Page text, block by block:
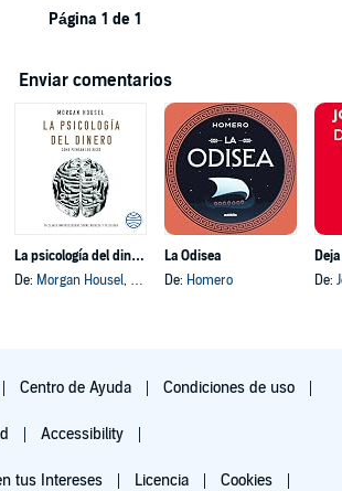
Página 1 de 1
Enviar comentarios
La psicología del dinero
De: Morgan Housel, y otros
La Odisea
De: Homero
De:
Centro de Ayuda Condiciones de uso
Accessibility
tus Intereses Licencia Cookies